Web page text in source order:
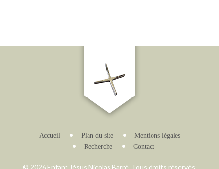
Accueil Plan du site
Mentions légales
Recherche
Contact
© 2026 Enfant Jésus Nicolas Barré. Tous droits réservés.